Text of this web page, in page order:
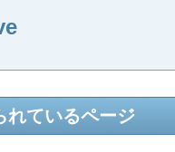
れているページ